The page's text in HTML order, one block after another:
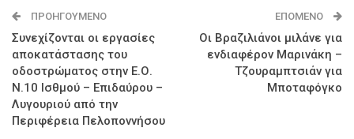
ΠΡΟΗΓΟΎΜΕΝΟ
Συνεχίζονται οι εργασίες
αποκατάστασης του
οδοστρώματος στην Ε.Ο.
Ν.10 Ισθμού – Επιδαύρου –
Λυγουριού από την
Περιφέρεια Πελοποννήσου
ΕΠΌΜΕΝΟ
Οι Βραζιλιάνοι μιλάνε για
ενδιαφέρον Μαρινάκη –
Τζουραμπτσιάν για
Μποταφόγκο